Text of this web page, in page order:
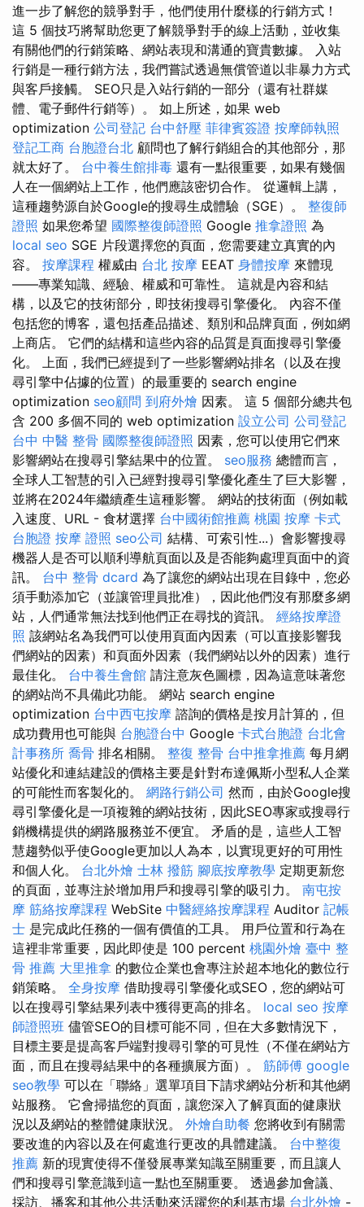
進一步了解您的競爭對手，他們使用什麼樣的行銷方式！
這 5 個技巧將幫助您更了解競爭對手的線上活動，並收集
有關他們的行銷策略、網站表現和溝通的寶貴數據。 入站
行銷是一種行銷方法，我們嘗試透過無償管道以非暴力方式
與客戶接觸。 SEO只是入站行銷的一部分（還有社群媒
體、電子郵件行銷等）。 如上所述，如果 web
optimization 公司登記 台中舒壓 菲律賓簽證 按摩師執照
登記工商 台胞證台北 顧問也了解行銷組合的其他部分，那
就太好了。 台中養生館排毒 還有一點很重要，如果有幾個
人在一個網站上工作，他們應該密切合作。 從邏輯上講，
這種趨勢源自於Google的搜尋生成體驗（SGE）。 整復師
證照 如果您希望 國際整復師證照 Google 推拿證照 為
local seo SGE 片段選擇您的頁面，您需要建立真實的內
容。 按摩課程 權威由 台北 按摩 EEAT 身體按摩 來體現
——專業知識、經驗、權威和可靠性。 這就是內容和結
構，以及它的技術部分，即技術搜尋引擎優化。 內容不僅
包括您的博客，還包括產品描述、類別和品牌頁面，例如網
上商店。 它們的結構和這些內容的品質是頁面搜尋引擎優
化。 上面，我們已經提到了一些影響網站排名（以及在搜
尋引擎中佔據的位置）的最重要的 search engine
optimization seo顧問 到府外燴 因素。 這 5 個部分總共包
含 200 多個不同的 web optimization 設立公司 公司登記
台中 中醫 整骨 國際整復師證照 因素，您可以使用它們來
影響網站在搜尋引擎結果中的位置。 seo服務 總體而言，
全球人工智慧的引入已經對搜尋引擎優化產生了巨大影響，
並將在2024年繼續產生這種影響。 網站的技術面（例如載
入速度、URL - 食材選擇 台中國術館推薦 桃園 按摩 卡式
台胞證 按摩 證照 seo公司 結構、可索引性...）會影響搜尋
機器人是否可以順利導航頁面以及是否能夠處理頁面中的資
訊。 台中 整骨 dcard 為了讓您的網站出現在目錄中，您必
須手動添加它（並讓管理員批准），因此他們沒有那麼多網
站，人們通常無法找到他們正在尋找的資訊。 經絡按摩證
照 該網站名為我們可以使用頁面內因素（可以直接影響我
們網站的因素）和頁面外因素（我們網站以外的因素）進行
最佳化。 台中養生會館 請注意灰色圖標，因為這意味著您
的網站尚不具備此功能。 網站 search engine
optimization 台中西屯按摩 諮詢的價格是按月計算的，但
成功費用也可能與 台胞證台中 Google 卡式台胞證 台北會
計事務所 喬骨 排名相關。 整復 整骨 台中推拿推薦 每月網
站優化和連結建設的價格主要是針對布達佩斯小型私人企業
的可能性而客製化的。 網路行銷公司 然而，由於Google搜
尋引擎優化是一項複雜的網站技術，因此SEO專家或搜尋行
銷機構提供的網路服務並不便宜。 矛盾的是，這些人工智
慧趨勢似乎使Google更加以人為本，以實現更好的可用性
和個人化。 台北外燴 士林 撥筋 腳底按摩教學 定期更新您
的頁面，並專注於增加用戶和搜尋引擎的吸引力。 南屯按
摩 筋絡按摩課程 WebSite 中醫經絡按摩課程 Auditor 記帳
士 是完成此任務的一個有價值的工具。 用戶位置和行為在
這裡非常重要，因此即使是 100 percent 桃園外燴 臺中 整
骨 推薦 大里推拿 的數位企業也會專注於超本地化的數位行
銷策略。 全身按摩 借助搜尋引擎優化或SEO，您的網站可
以在搜尋引擎結果列表中獲得更高的排名。 local seo 按摩
師證照班 儘管SEO的目標可能不同，但在大多數情況下，
目標主要是提高客戶端對搜尋引擎的可見性（不僅在網站方
面，而且在搜尋結果中的各種擴展方面）。 筋師傅 google
seo教學 可以在「聯絡」選單項目下請求網站分析和其他網
站服務。 它會掃描您的頁面，讓您深入了解頁面的健康狀
況以及網站的整體健康狀況。 外燴自助餐 您將收到有關需
要改進的內容以及在何處進行更改的具體建議。 台中整復
推薦 新的現實使得不僅發展專業知識至關重要，而且讓人
們和搜尋引擎意識到這一點也至關重要。 透過參加會議、
採訪、播客和其他公共活動來活躍您的利基市場 台北外燴 -